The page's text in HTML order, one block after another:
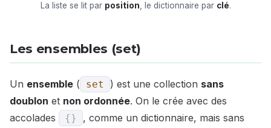
La liste se lit par position, le dictionnaire par clé.
Les ensembles (set)
Un ensemble ( set ) est une collection sans
doublon et non ordonnée. On le crée avec des
accolades
{}
, comme un dictionnaire, mais sans